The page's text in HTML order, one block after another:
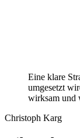
Eine klare
umgesetzt
wirksam und
Christoph Karg